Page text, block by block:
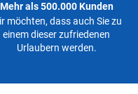
Mehr als 500.000 Kunden
möchten, dass auch Sie zu
einem dieser zufriedenen
Urlaubern werden.